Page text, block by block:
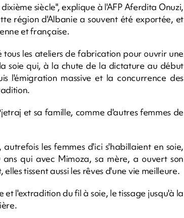
siècle", explique à l'AFP Aferdita Onuzi,
région d'Albanie a souvent été exportée, et
et française.
les ateliers de fabrication pour ouvrir une
soie qui, à la chute de la dictature au début
l'émigration massive et la concurrence des
et sa famille, comme d'autres femmes de
les femmes d'ici s'habillaient en soie,
qui avec Mimoza, sa mère, a ouvert son
tissent aussi les rêves d'une vie meilleure.
l'extradition du fil à soie, le tissage jusqu'à la